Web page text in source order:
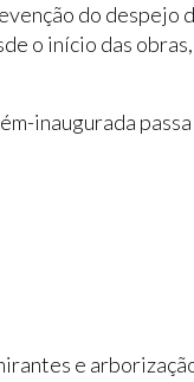
do despejo
o início das
inaugurada passa
e